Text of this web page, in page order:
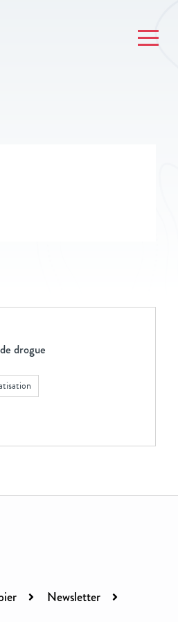
drogue
Newsletter